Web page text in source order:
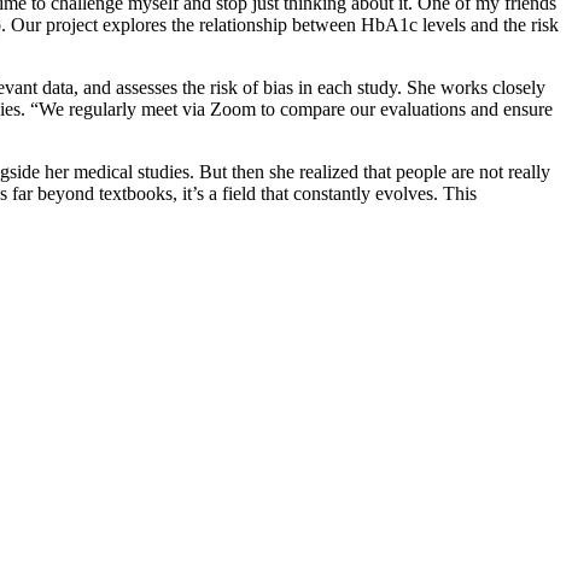
project explores the relationship between HbA1c levels and the risk
data, and assesses the risk of bias in each study. She works closely
“We regularly meet via Zoom to compare our evaluations and ensure
her medical studies. But then she realized that people are not really
beyond textbooks, it’s a field that constantly evolves. This